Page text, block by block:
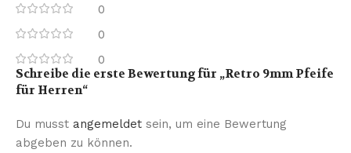
0
0
0
Schreibe die erste Bewertung für „Retro 9mm Pfeife
für Herren“
Du musst angemeldet sein, um eine Bewertung
abgeben zu können.